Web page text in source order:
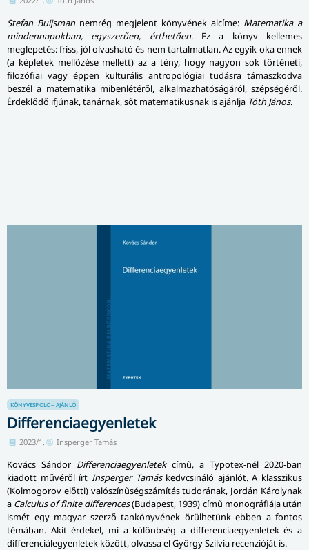
Stefan Buijsman nemrég megjelent könyvének alcíme: Matematika a
mindennapokban, egyszerűen, érthetően. Ez a könyv kellemes
meglepetés: friss, jól olvasható és nem tartalmatlan. Az egyik oka ennek
(a képletek mellőzése mellett) az a tény, hogy nagyon sok történeti,
filozófiai vagy éppen kulturális antropológiai tudásra támaszkodva
beszél a matematika mibenlétéről, alkalmazhatóságáról, szépségéről.
Érdeklődő ifjúnak, tanárnak, sőt matematikusnak is ajánlja Tóth János.
KÖNYVESPOLC – AJÁNLÓ
Differenciaegyenletek
2023/1. Insperger Tamás
Kovács Sándor Differenciaegyenletekcímű, a Typotex-nél 2020-ban
kiadott művéről írt Insperger Tamáskedvcsináló ajánlót. A klasszikus
(Kolmogorov előtti) valószínűségszámítás tudorának, Jordán Károlynak
a Calculus of finite differences(Budapest, 1939) című monográfiája után
ismét egy magyar szerző tankönyvének örülhetünk ebben a fontos
témában. Akit érdekel, mi a különbség a differenciaegyenletek és a
differenciálegyenletek között, olvassa el György Szilvia recenzióját is.